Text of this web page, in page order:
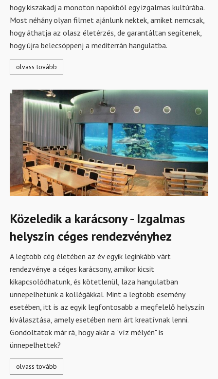
hogy kiszakadj a monoton napokból egy izgalmas kultúrába.
Most néhány olyan filmet ajánlunk nektek, amiket nemcsak,
hogy áthatja az olasz életérzés, de garantáltan segítenek,
hogy újra belecsöppenj a mediterrán hangulatba.
olvass tovább
Közeledik a karácsony - Izgalmas
helyszín céges rendezvényhez
A legtöbb cég életében az év egyik leginkább várt
rendezvénye a céges karácsony, amikor kicsit
kikapcsolódhatunk, és kötetlenül, laza hangulatban
ünnepelhetünk a kollégákkal. Mint a legtöbb esemény
esetében, itt is az egyik legfontosabb a megfelelő helyszín
kiválasztása, amely esetében nem árt kreatívnak lenni.
Gondoltatok már rá, hogy akár a "víz mélyén" is
ünnepelhettek?
olvass tovább